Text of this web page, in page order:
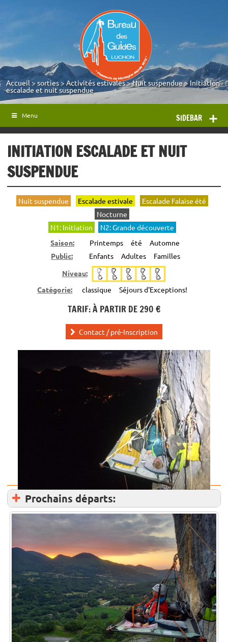
Accueil>sorties>Activités estivales>Nuit suspendue>Initiation
escalade et nuit suspendue
SIDEBAR
Menu
INITIATION ESCALADE ET NUIT
SUSPENDUE
Nuit suspendue Escalade estivale
Escalade Falaise été
Nocturne
N1: Initiation
N2: Grande découverte
Saison:
Printemps été
Automne
Public:
Enfants Adultes
Familles
Niveau:
Catégorie:
classique Séjours d'Exceptions!
TARIF: À PARTIR DE 290 €
Contact / pré-Inscription
Prochains départs: